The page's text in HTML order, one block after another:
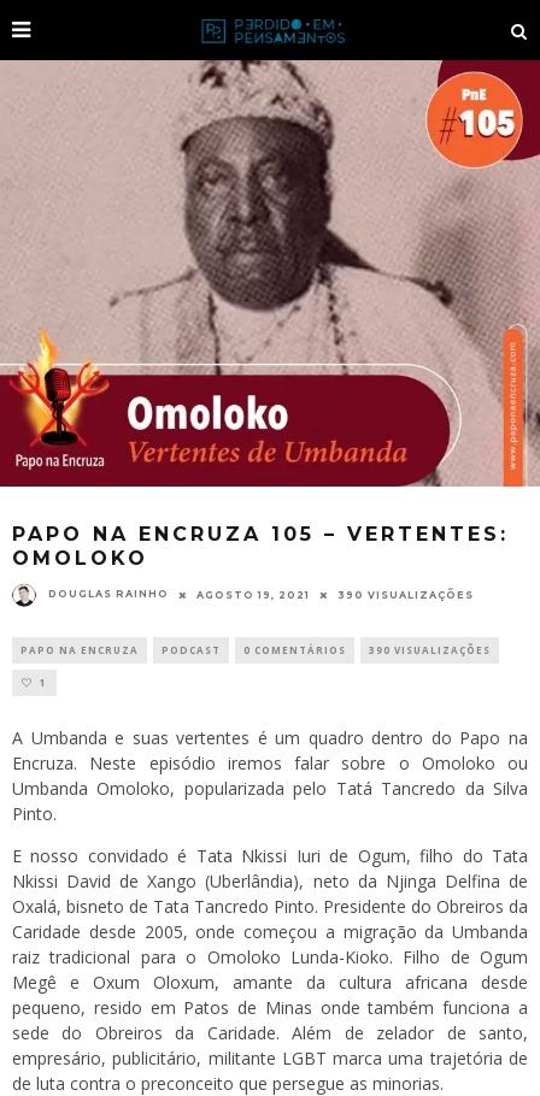
PAPO NA ENCRUZA 105 – VERTENTES:
OMOLOKO
DOUGLAS RAINHO AGOSTO 19, 2021 390 VISUALIZAÇÕES
PAPO NA ENCRUZA PODCAST 0 COMENTÁRIOS 390 VISUALIZAÇÕES
1
A Umbanda e suas vertentes é um quadro dentro do Papo na
Encruza. Neste episódio iremos falar sobre o Omoloko ou
Umbanda Omoloko, popularizada pelo Tatá Tancredo da Silva
Pinto.
E nosso convidado é Tata Nkissi Iuri de Ogum, filho do Tata
Nkissi David de Xango (Uberlândia), neto da Njinga Delfina de
Oxalá, bisneto de Tata Tancredo Pinto. Presidente do Obreiros da
Caridade desde 2005, onde começou a migração da Umbanda
raiz tradicional para o Omoloko Lunda-Kioko. Filho de Ogum
Megê e Oxum Oloxum, amante da cultura africana desde
pequeno, resido em Patos de Minas onde também funciona a
sede do Obreiros da Caridade. Além de zelador de santo,
empresário, publicitário, militante LGBT marca uma trajetória de
de luta contra o preconceito que persegue as minorias.